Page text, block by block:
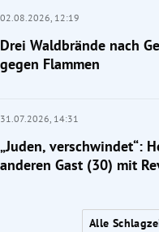
02.08.2026, 12:19
Drei Waldbrände nach
gegen Flammen
31.07.2026, 14:31
„Juden, verschwindet“:
anderen Gast (30) mit
Alle